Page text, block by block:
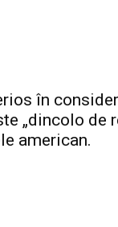
în
„dincolo de
american.